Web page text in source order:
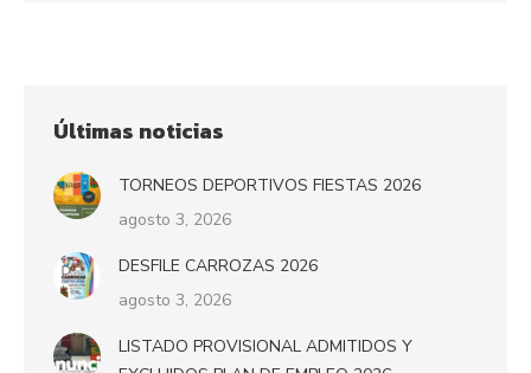
Últimas noticias
TORNEOS DEPORTIVOS FIESTAS 2026
agosto 3, 2026
DESFILE CARROZAS 2026
agosto 3, 2026
LISTADO PROVISIONAL ADMITIDOS Y